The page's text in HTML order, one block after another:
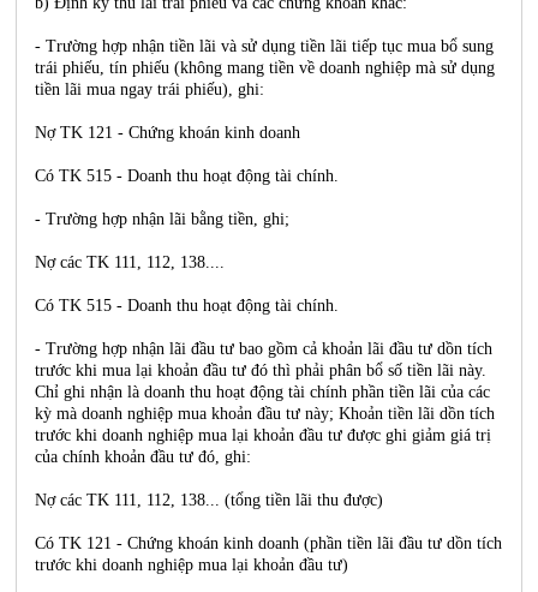
- Trường hợp nhận tiền lãi và sử dụng tiền lãi tiếp tục mua bổ sung
trái phiếu, tín phiếu (không mang tiền về doanh nghiệp mà sử dụng
tiền lãi mua ngay trái phiếu), ghi:
Nợ TK 121 - Chứng khoán kinh doanh
Có TK 515 - Doanh thu hoạt động tài chính.
- Trường hợp nhận lãi bằng tiền, ghi;
Nợ các TK 111, 112, 138....
Có TK 515 - Doanh thu hoạt động tài chính.
- Trường hợp nhận lãi đầu tư bao gồm cả khoản lãi đầu tư dồn tích
trước khi mua lại khoản đầu tư đó thì phải phân bổ số tiền lãi này.
Chỉ ghi nhận là doanh thu hoạt động tài chính phần tiền lãi của các
kỳ mà doanh nghiệp mua khoản đầu tư này; Khoản tiền lãi dồn tích
trước khi doanh nghiệp mua lại khoản đầu tư được ghi giảm giá trị
của chính khoản đầu tư đó, ghi:
Nợ các TK 111, 112, 138... (tổng tiền lãi thu được)
Có TK 121 - Chứng khoán kinh doanh (phần tiền lãi đầu tư dồn tích
trước khi doanh nghiệp mua lại khoản đầu tư)